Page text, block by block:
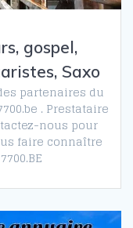
gospel,
Saxo
partenaires du
. Prestataire
nous pour
faire connaître